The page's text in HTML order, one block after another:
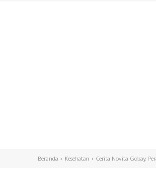
Beranda Kesehatan Cerita Novita Gobay,